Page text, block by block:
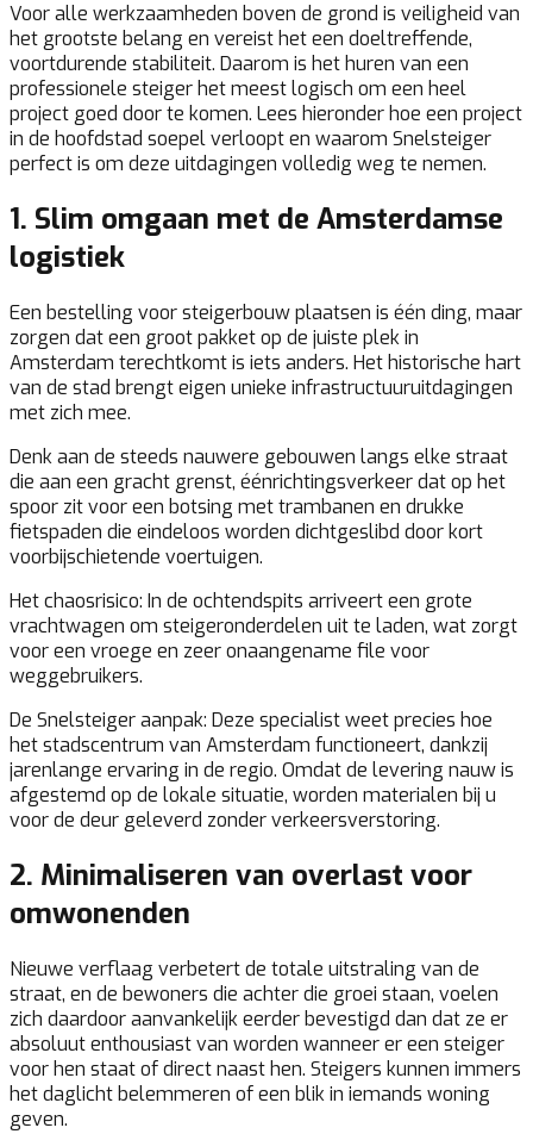
Voor alle werkzaamheden boven de grond is veiligheid van
het grootste belang en vereist het een doeltreffende,
voortdurende stabiliteit. Daarom is het huren van een
professionele steiger het meest logisch om een heel
project goed door te komen. Lees hieronder hoe een project
in de hoofdstad soepel verloopt en waarom Snelsteiger
perfect is om deze uitdagingen volledig weg te nemen.
1. Slim omgaan met de Amsterdamse
logistiek
Een bestelling voor steigerbouw plaatsen is één ding, maar
zorgen dat een groot pakket op de juiste plek in
Amsterdam terechtkomt is iets anders. Het historische hart
van de stad brengt eigen unieke infrastructuuruitdagingen
met zich mee.
Denk aan de steeds nauwere gebouwen langs elke straat
die aan een gracht grenst, éénrichtingsverkeer dat op het
spoor zit voor een botsing met trambanen en drukke
fietspaden die eindeloos worden dichtgeslibd door kort
voorbijschietende voertuigen.
Het chaosrisico: In de ochtendspits arriveert een grote
vrachtwagen om steigeronderdelen uit te laden, wat zorgt
voor een vroege en zeer onaangename file voor
weggebruikers.
De Snelsteiger aanpak: Deze specialist weet precies hoe
het stadscentrum van Amsterdam functioneert, dankzij
jarenlange ervaring in de regio. Omdat de levering nauw is
afgestemd op de lokale situatie, worden materialen bij u
voor de deur geleverd zonder verkeersverstoring.
2. Minimaliseren van overlast voor
omwonenden
Nieuwe verflaag verbetert de totale uitstraling van de
straat, en de bewoners die achter die groei staan, voelen
zich daardoor aanvankelijk eerder bevestigd dan dat ze er
absoluut enthousiast van worden wanneer er een steiger
voor hen staat of direct naast hen. Steigers kunnen immers
het daglicht belemmeren of een blik in iemands woning
geven.